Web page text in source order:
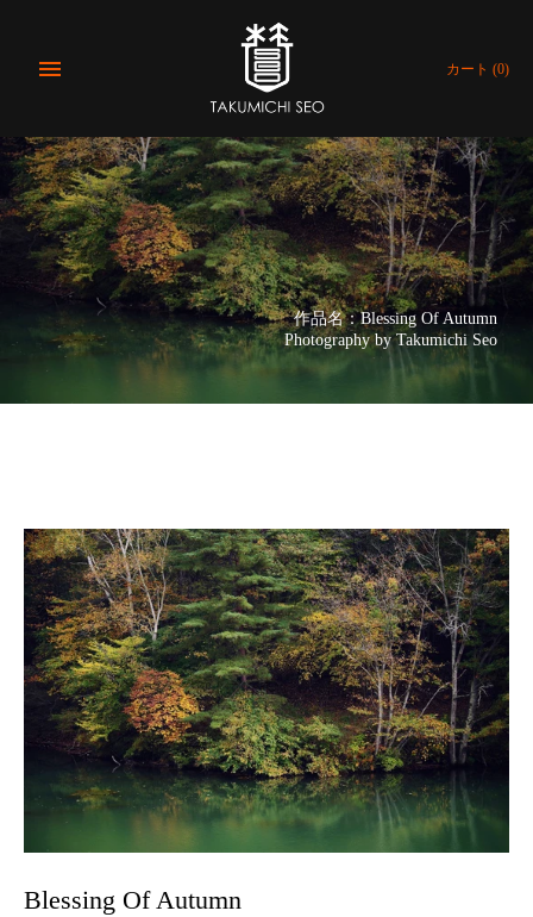
に
飛
ぶ
カート (0)
作品名：Blessing Of Autumn
Photography by Takumichi Seo
Blessing Of Autumn